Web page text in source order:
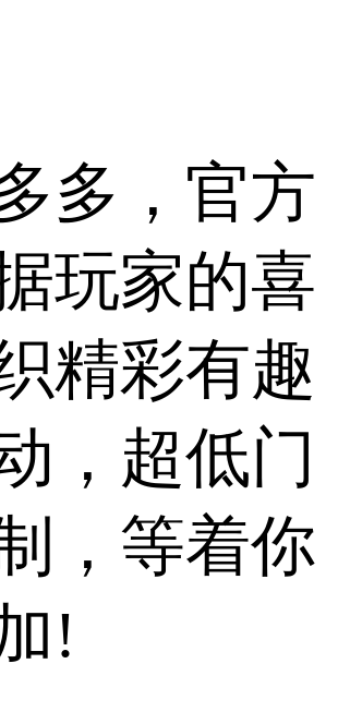
多，官方
玩家的喜
精彩有趣
，超低门
，等着你
!